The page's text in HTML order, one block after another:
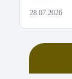
28.07.2026